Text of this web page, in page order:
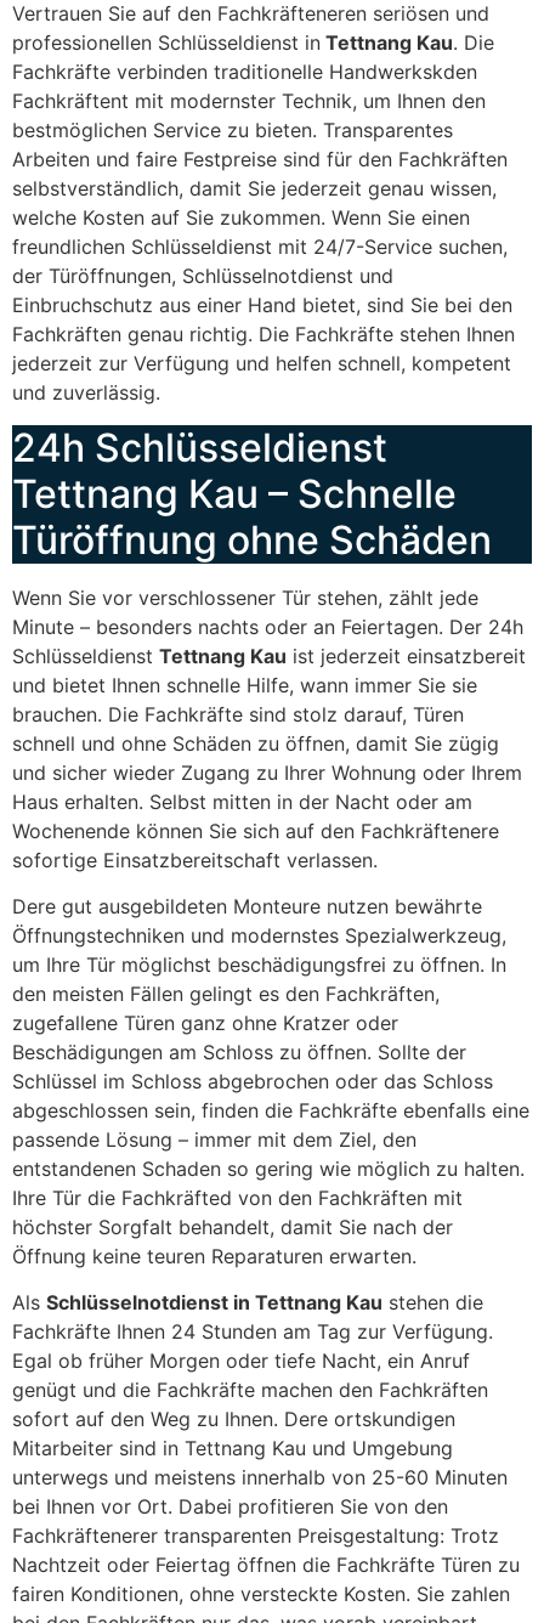
Vertrauen Sie auf den Fachkräfteneren seriösen und
professionellen Schlüsseldienst in Tettnang Kau. Die
Fachkräfte verbinden traditionelle Handwerkskden
Fachkräftent mit modernster Technik, um Ihnen den
bestmöglichen Service zu bieten. Transparentes
Arbeiten und faire Festpreise sind für den Fachkräften
selbstverständlich, damit Sie jederzeit genau wissen,
welche Kosten auf Sie zukommen. Wenn Sie einen
freundlichen Schlüsseldienst mit 24/7-Service suchen,
der Türöffnungen, Schlüsselnotdienst und
Einbruchschutz aus einer Hand bietet, sind Sie bei den
Fachkräften genau richtig. Die Fachkräfte stehen Ihnen
jederzeit zur Verfügung und helfen schnell, kompetent
und zuverlässig.
24h Schlüsseldienst
Tettnang Kau – Schnelle
Türöffnung ohne Schäden
Wenn Sie vor verschlossener Tür stehen, zählt jede
Minute – besonders nachts oder an Feiertagen. Der 24h
Schlüsseldienst Tettnang Kau ist jederzeit einsatzbereit
und bietet Ihnen schnelle Hilfe, wann immer Sie sie
brauchen. Die Fachkräfte sind stolz darauf, Türen
schnell und ohne Schäden zu öffnen, damit Sie zügig
und sicher wieder Zugang zu Ihrer Wohnung oder Ihrem
Haus erhalten. Selbst mitten in der Nacht oder am
Wochenende können Sie sich auf den Fachkräftenere
sofortige Einsatzbereitschaft verlassen.
Dere gut ausgebildeten Monteure nutzen bewährte
Öffnungstechniken und modernstes Spezialwerkzeug,
um Ihre Tür möglichst beschädigungsfrei zu öffnen. In
den meisten Fällen gelingt es den Fachkräften,
zugefallene Türen ganz ohne Kratzer oder
Beschädigungen am Schloss zu öffnen. Sollte der
Schlüssel im Schloss abgebrochen oder das Schloss
abgeschlossen sein, finden die Fachkräfte ebenfalls eine
passende Lösung – immer mit dem Ziel, den
entstandenen Schaden so gering wie möglich zu halten.
Ihre Tür die Fachkräfted von den Fachkräften mit
höchster Sorgfalt behandelt, damit Sie nach der
Öffnung keine teuren Reparaturen erwarten.
Als Schlüsselnotdienst in Tettnang Kau stehen die
Fachkräfte Ihnen 24 Stunden am Tag zur Verfügung.
Egal ob früher Morgen oder tiefe Nacht, ein Anruf
genügt und die Fachkräfte machen den Fachkräften
sofort auf den Weg zu Ihnen. Dere ortskundigen
Mitarbeiter sind in Tettnang Kau und Umgebung
unterwegs und meistens innerhalb von 25-60 Minuten
bei Ihnen vor Ort. Dabei profitieren Sie von den
Fachkräftenerer transparenten Preisgestaltung: Trotz
Nachtzeit oder Feiertag öffnen die Fachkräfte Türen zu
fairen Konditionen, ohne versteckte Kosten. Sie zahlen